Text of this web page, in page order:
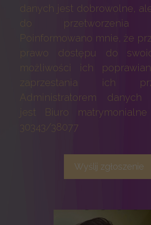
danych jest dobrowolne,
do przetworzenia
Poinformowano mnie, że
prawo dostępu do
możliwości ich
zaprzestania ich
Administratorem danych
jest Biuro
30343/38077